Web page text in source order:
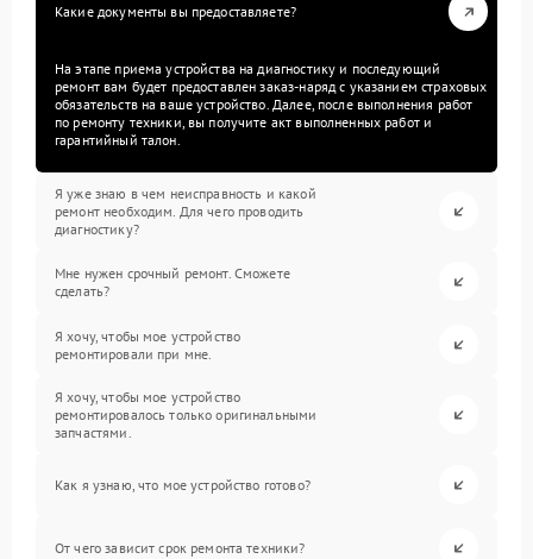
Какие документы вы предоставляете?
На этапе приема устройства на диагностику и последующий
ремонт вам будет предоставлен заказ-наряд с указанием страховых
обязательств на ваше устройство. Далее, после выполнения работ
по ремонту техники, вы получите акт выполненных работ и
гарантийный талон.
Я уже знаю в чем неисправность и какой
ремонт необходим. Для чего проводить
диагностику?
Мне нужен срочный ремонт. Сможете
сделать?
Я хочу, чтобы мое устройство
ремонтировали при мне.
Я хочу, чтобы мое устройство
ремонтировалось только оригинальными
запчастями.
Как я узнаю, что мое устройство готово?
От чего зависит срок ремонта техники?